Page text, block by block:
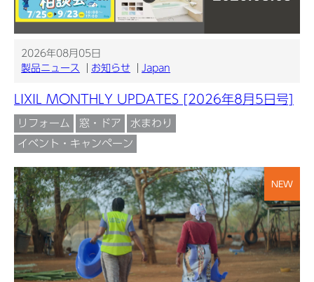
2026年08月05日
製品ニュース
お知らせ Japan
LIXIL MONTHLY UPDATES [2026年8月5日号]
リフォーム 窓・ドア
水まわり
イベント・キャンペーン
NEW